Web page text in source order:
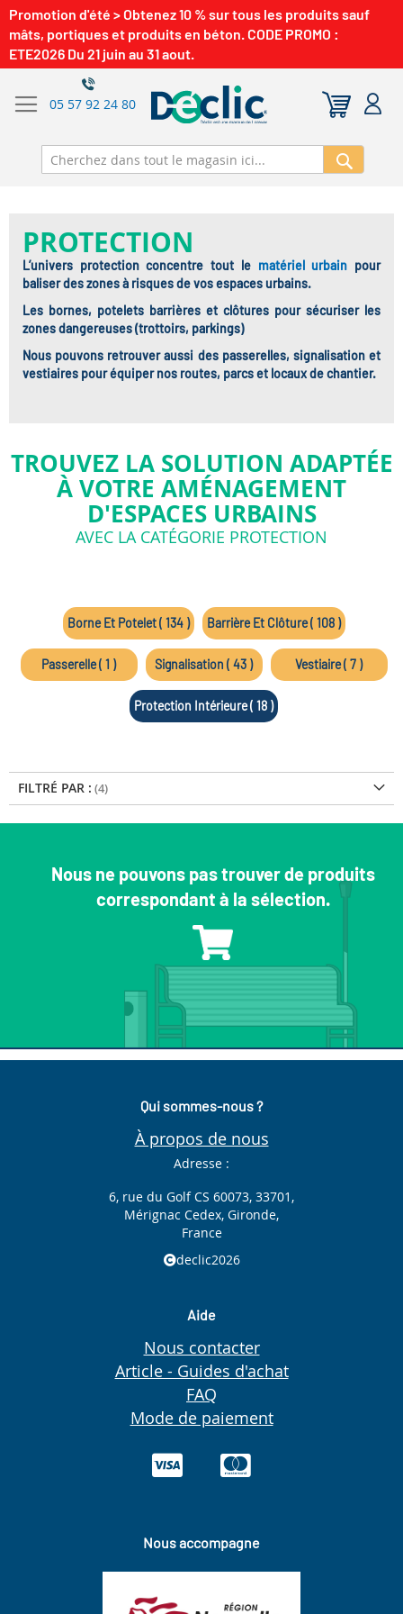
Promotion d'été > Obtenez 10 % sur tous les produits sauf
mâts, portiques et produits en béton. CODE PROMO :
ETE2026 Du 21 juin au 31 aout.
05 57 92 24 80
PROTECTION
L’univers protection concentre tout le matériel urbain pour
baliser des zones à risques de vos espaces urbains.
Les bornes, potelets barrières et clôtures pour sécuriser les
zones dangereuses (trottoirs, parkings)
Nous pouvons retrouver aussi des passerelles, signalisation et
vestiaires pour équiper nos routes, parcs et locaux de chantier.
TROUVEZ LA SOLUTION ADAPTÉE
À VOTRE AMÉNAGEMENT
D'ESPACES URBAINS
AVEC LA CATÉGORIE PROTECTION
Borne Et Potelet ( 134 ) Barrière Et Clôture ( 108 )
Passerelle ( 1 ) Signalisation ( 43 ) Vestiaire ( 7 )
Protection Intérieure ( 18 )
Nous ne pouvons pas trouver de produits
correspondant à la sélection.
FILTRÉ PAR :
Qui sommes-nous ?
À propos de nous
Adresse :
6, rue du Golf CS 60073, 33701,
Mérignac Cedex, Gironde,
France
declic2026
Aide
Nous contacter
Article - Guides d'achat
FAQ
Mode de paiement
Nous accompagne